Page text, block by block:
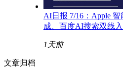
AI日报 7/16：Apple
成、百度AI搜索双线
1天前
文章归档